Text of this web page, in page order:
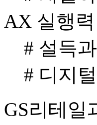
AX 실행력
# 설득
# 디지
GS리테일